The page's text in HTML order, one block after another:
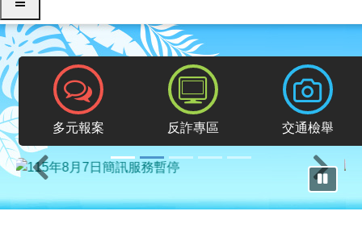
報案專區
多元報案
反詐專區
反詐專區
交通檢舉
交通檢舉
暫停輪
上一則 下一則